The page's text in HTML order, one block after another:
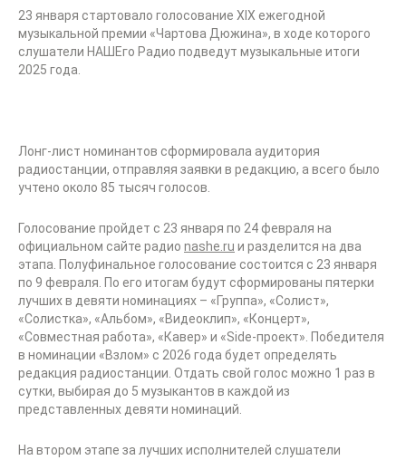
23 января стартовало голосование XIX ежегодной
музыкальной премии «Чартова Дюжина», в ходе которого
слушатели НАШЕго Радио подведут музыкальные итоги
2025 года.
Лонг-лист номинантов сформировала аудитория
радиостанции, отправляя заявки в редакцию, а всего было
учтено около 85 тысяч голосов.
Голосование пройдет с 23 января по 24 февраля на
официальном сайте радио nashe.ru и разделится на два
этапа. Полуфинальное голосование состоится с 23 января
по 9 февраля. По его итогам будут сформированы пятерки
лучших в девяти номинациях – «Группа», «Солист»,
«Солистка», «Альбом», «Видеоклип», «Концерт»,
«Совместная работа», «Кавер» и «Side-проект». Победителя
в номинации «Взлом» с 2026 года будет определять
редакция радиостанции. Отдать свой голос можно 1 раз в
сутки, выбирая до 5 музыкантов в каждой из
представленных девяти номинаций.
На втором этапе за лучших исполнителей слушатели